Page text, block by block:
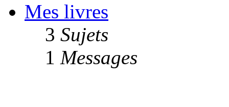
Mes livres
3 Sujets
1 Messages